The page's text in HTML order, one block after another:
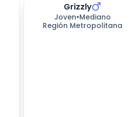
Grizzly
Joven•Mediano
Región Metropolitana